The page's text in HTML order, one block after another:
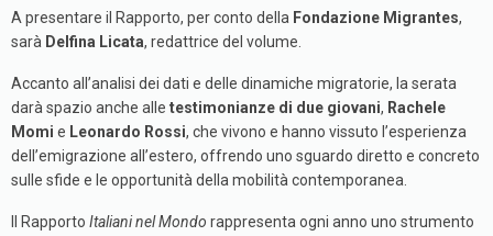
A presentare il Rapporto, per conto della Fondazione Migrantes,
sarà Delfina Licata, redattrice del volume.
Accanto all’analisi dei dati e delle dinamiche migratorie, la serata
darà spazio anche alle testimonianze di due giovani, Rachele
Momi e Leonardo Rossi, che vivono e hanno vissuto l’esperienza
dell’emigrazione all’estero, offrendo uno sguardo diretto e concreto
sulle sfide e le opportunità della mobilità contemporanea.
Il Rapporto Italiani nel Mondo rappresenta ogni anno uno strumento